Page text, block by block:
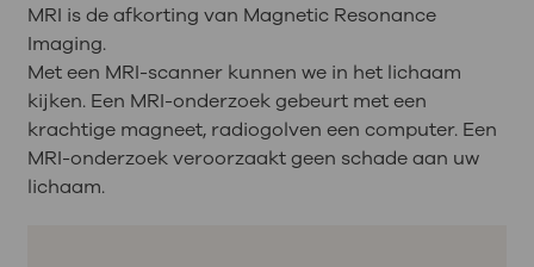
MRI is de afkorting van Magnetic Resonance
Imaging.
Met een MRI-scanner kunnen we in het lichaam
kijken. Een MRI-onderzoek gebeurt met een
krachtige magneet, radiogolven een computer. Een
MRI-onderzoek veroorzaakt geen schade aan uw
lichaam.